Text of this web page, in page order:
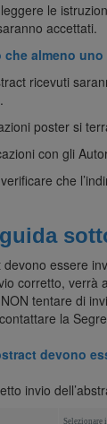
le
accettati.
che almeno
ricevuti
poster si
con gli
che
devono essere
corretto, verrà
tentare di
la
devono
invio
Selezionare